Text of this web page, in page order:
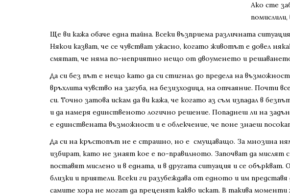
Ако сте
Ще ви кажа обаче една тайна. Всеки възприема различната
Някои казват, че се чувстват ужасно, когато животът е довел
смятат, че няма по-неприятно нещо от двоуменето и
Да си без път е нещо като да си стигнал до предела на
връхлита чувство на загуба, на безизходица, на отчаяние. Почти
си. Точно затова искам да ви кажа, че когато аз съм изпадал в
и да намеря единственото логично решение. Попаднеш ли на
е единствената възможност и е облекчение, че поне знаеш
Да си на кръстопът не е страшно, но е смущаващо. За мнозина
избират, като не знаят кое е по-правилното. Започват да мислят
поставят мислено и в едната, и в другата ситуация и се
близки и приятели. Всеки ги разубеждава от едното и им
самите хора не могат да преценят какво искат. В такива